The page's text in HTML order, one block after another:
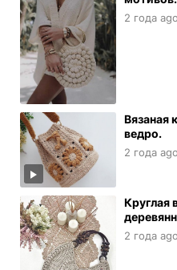
2 года ago
Вязаная
ведро.
2 года ago
Круглая
2 года ago